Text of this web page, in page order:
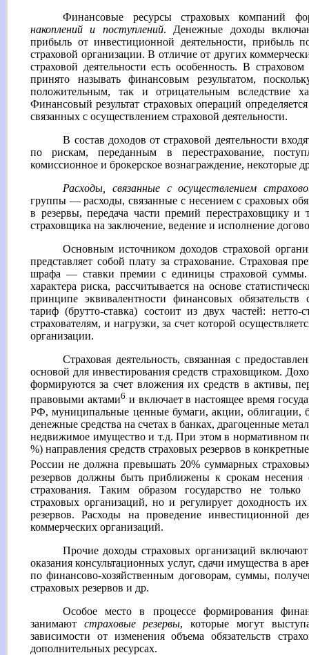
Финансовые ресурсы страховых компаний
накоплений и поступлений. Денежные доходы
прибыль от инвестиционной деятельности, прибыль
страховой организации. В отличие от других
страховой деятельности есть особенность. В
принято называть финансовым результатом,
положительным, так и отрицательным вследствие
Финансовый результат страховых операций
связанных с осуществлением страховой деятельности.
В состав доходов от страховой деятельности
по рискам, переданным в перестрахование,
комиссионное и брокерское вознаграждение, некоторые
Расходы, связанные с осуществлением
группы — расходы, связанные с несением с сраховых
в резервы, передача части премий перестраховщику и
страховщика на заключение, ведение и исполнение
Основным источником доходов страховой
представляет собой плату за страхование. Страховая
шрафа — ставки премии с единицы страховой суммы.
характера риска, рассчитывается на основе
принципе эквивалентности финансовых обязательств
тариф (брутто-ставка) состоит из двух частей: нетто-
страхователям, и нагрузки, за счет которой
организации.
Страховая деятельность, связанная с
основой для инвестирования средств страховщиком.
формируются за счет вложения их средств в активы,
правовыми актами6 и включает в настоящее время
РФ, муниципальные ценные бумаги, акции, облигации,
денежные средства на счетах в банках, драгоценные
недвижимое имущество и т.д. При этом в нормативном
%) направления средств страховых резервов в
России не должна превышать 20% суммарных
резервов должны быть приближены к срокам несения
страхования. Таким образом государство не только
страховых организаций, но и регулирует доходность
резервов. Расходы на проведение инвестиционной
коммерческих организаций.
Прочие доходы страховых организаций
оказания консультационных услуг, сдачи имущества в
по финансово-хозяйственным договорам, суммы,
страховых резервов и др.
Особое место в процессе формирования
занимают страховые резервы, которые могут
зависимости от изменения объема обязательств
дополнительных ресурсах.